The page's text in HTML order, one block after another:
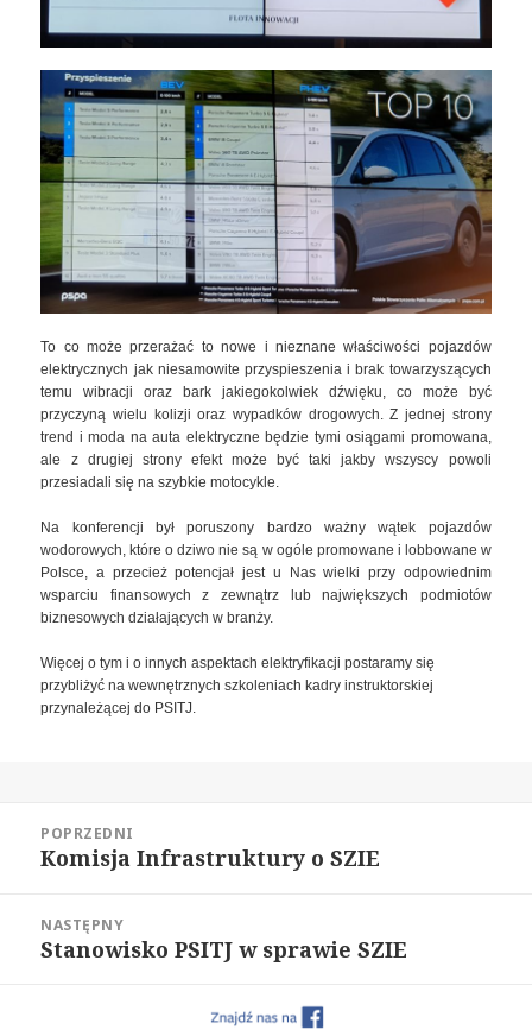
To co może przerażać to nowe i nieznane właściwości pojazdów
elektrycznych jak niesamowite przyspieszenia i brak towarzyszących
temu wibracji oraz bark jakiegokolwiek dźwięku, co może być
przyczyną wielu kolizji oraz wypadków drogowych. Z jednej strony
trend i moda na auta elektryczne będzie tymi osiągami promowana,
ale z drugiej strony efekt może być taki jakby wszyscy powoli
przesiadali się na szybkie motocykle.
Na konferencji był poruszony bardzo ważny wątek pojazdów
wodorowych, które o dziwo nie są w ogóle promowane i lobbowane w
Polsce, a przecież potencjał jest u Nas wielki przy odpowiednim
wsparciu finansowych z zewnątrz lub największych podmiotów
biznesowych działających w branży.
Więcej o tym i o innych aspektach elektryfikacji postaramy się
przybliżyć na wewnętrznych szkoleniach kadry instruktorskiej
przynależącej do PSITJ.
wpisu
POPRZEDNI
Poprzedni
Komisja Infrastruktury o SZIE
NASTĘPNY
Następny
Stanowisko PSITJ w sprawie SZIE